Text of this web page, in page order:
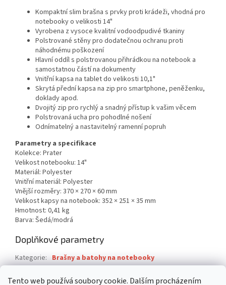
Tento web používá soubory cookie. Dalším procházením
Kompaktní slim brašna s prvky proti krádeži, vhodná pro
notebooky o velikosti 14"
Vyrobena z vysoce kvalitní vodoodpudivé tkaniny
Polstrované stěny pro dodatečnou ochranu proti
náhodnému poškození
Hlavní oddíl s polstrovanou přihrádkou na notebook a
samostatnou částí na dokumenty
Vnitřní kapsa na tablet do velikosti 10,1"
Skrytá přední kapsa na zip pro smartphone, peněženku,
doklady apod.
Dvojitý zip pro rychlý a snadný přístup k vašim věcem
Polstrovaná ucha pro pohodlné nošení
Odnímatelný a nastavitelný ramenní popruh
Parametry a specifikace
Kolekce: Prater
Velikost notebooku: 14"
Materiál: Polyester
Vnitřní materiál: Polyester
Vnější rozměry: 370 × 270 × 60 mm
Velikost kapsy na notebook: 352 × 251 × 35 mm
Hmotnost: 0,41 kg
Barva: Šedá/modrá
Doplňkové parametry
Kategorie: Brašny a batohy na notebooky
EAN: 4260709015736